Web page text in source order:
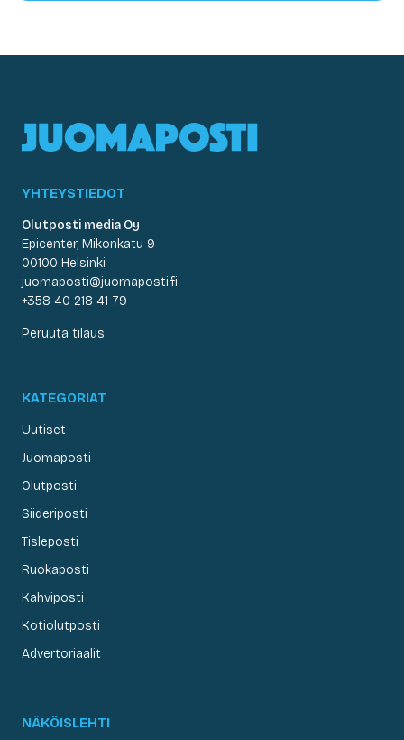
YHTEYSTIEDOT
Olutposti media Oy
Epicenter, Mikonkatu 9
00100 Helsinki
juomaposti@juomaposti.fi
+358 40 218 41 79
Peruuta tilaus
KATEGORIAT
Uutiset
Juomaposti
Olutposti
Siideriposti
Tisleposti
Ruokaposti
Kahviposti
Kotiolutposti
Advertoriaalit
NÄKÖISLEHTI